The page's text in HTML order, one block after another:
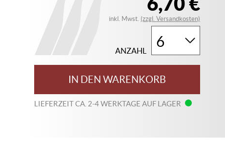
inkl. Mwst. (zzgl. Versandkosten)
ANZAHL
IN DEN WARENKORB
LIEFERZEIT CA. 2-4 WERKTAGE AUF LAGER